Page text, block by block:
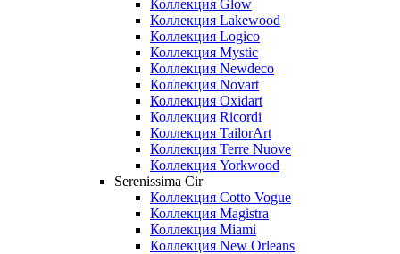
Коллекция Glow
Коллекция Lakewood
Коллекция Logico
Коллекция Mystic
Коллекция Newdeco
Коллекция Novart
Коллекция Oxidart
Коллекция Ricordi
Коллекция TailorArt
Коллекция Terre Nuove
Коллекция Yorkwood
Serenissima Cir
Коллекция Cotto Vogue
Коллекция Magistra
Коллекция Miami
Коллекция New Orleans